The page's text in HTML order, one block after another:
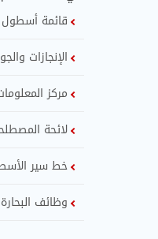
قائمة أسطول
الإنجازات
مركز
لائحة
خط سير
وظائف البحارة